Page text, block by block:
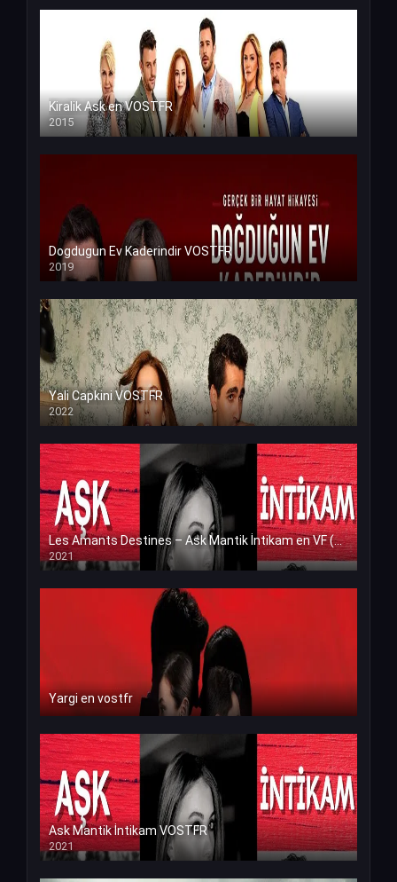
Kiralik Ask en VOSTFR
2015
Dogdugun Ev Kaderindir VOSTFR
2019
Yali Capkini VOSTFR
2022
Les Amants Destines – Ask Mantik İntikam en VF (Voix Francaise)
2021
Yargi en vostfr
Ask Mantik İntikam VOSTFR
2021